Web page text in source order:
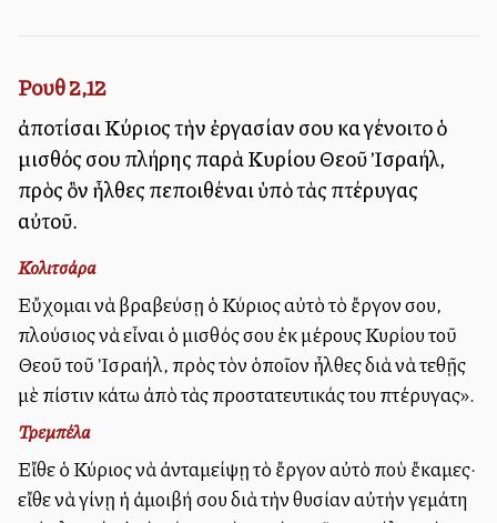
Ρουθ 2,12
ἀποτίσαι Κύριος τὴν ἐργασίαν σου καὶ γένοιτο ὁ
μισθός σου πλήρης παρὰ Κυρίου Θεοῦ Ἰσραήλ,
πρὸς ὃν ἦλθες πεποιθέναι ὑπὸ τὰς πτέρυγας
αὐτοῦ.
Κολιτσάρα
Εὔχομαι νὰ βραβεύσῃ ὁ Κύριος αὐτὸ τὸ ἔργον σου,
πλούσιος νὰ εἶναι ὁ μισθός σου ἐκ μέρους Κυρίου τοῦ
Θεοῦ τοῦ Ἰσραήλ, πρὸς τὸν ὁποῖον ἦλθες διὰ νὰ τεθῇς
μὲ πίστιν κάτω ἀπὸ τὰς προστατευτικάς του πτέρυγας».
Τρεμπέλα
Εἴθε ὁ Κύριος νὰ ἀνταμείψῃ τὸ ἔργον αὐτὸ ποὺ ἔκαμες·
εἴθε νὰ γίνῃ ἡ ἀμοιβή σου διὰ τὴν θυσίαν αὐτὴν γεμάτη